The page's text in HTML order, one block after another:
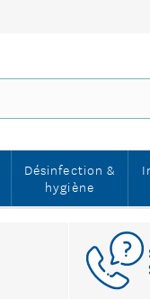
Désinfection &
hygiène